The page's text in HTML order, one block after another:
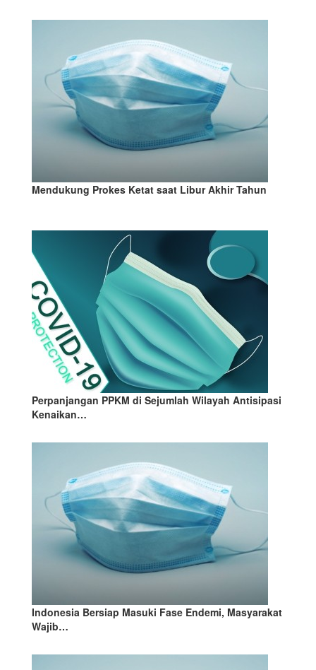
Mendukung Prokes Ketat saat Libur Akhir Tahun
Perpanjangan PPKM di Sejumlah Wilayah Antisipasi
Kenaikan…
Indonesia Bersiap Masuki Fase Endemi, Masyarakat
Wajib…